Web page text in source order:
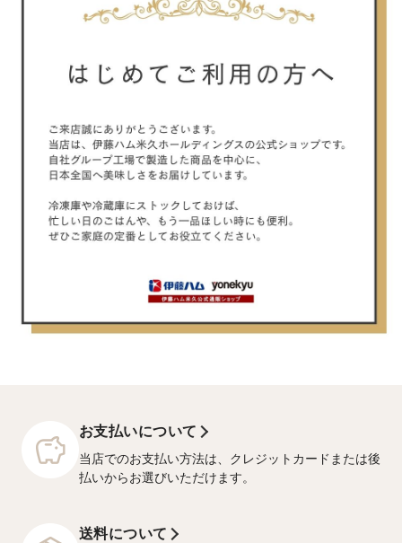
お支払いについて
当店でのお支払い方法は、クレジットカードまたは後
払いからお選びいただけます。
送料について